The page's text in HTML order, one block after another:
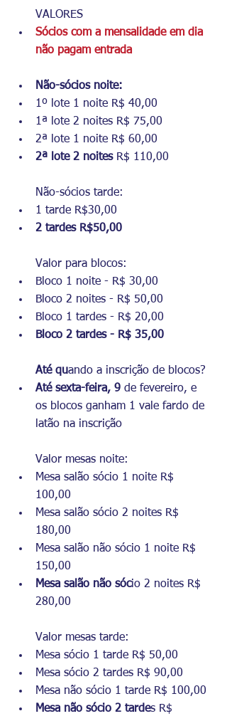
VALORES
Sócios com a mensalidade em dia
não pagam entrada
Não-sócios noite:
1º lote 1 noite R$ 40,00
1ª lote 2 noites R$ 75,00
2ª lote 1 noite R$ 60,00
2ª lote 2 noites R$ 110,00
Não-sócios tarde:
1 tarde R$30,00
2 tardes R$50,00
Valor para blocos:
Bloco 1 noite - R$ 30,00
Bloco 2 noites - R$ 50,00
Bloco 1 tardes - R$ 20,00
Bloco 2 tardes - R$ 35,00
Até quando a inscrição de blocos?
Até sexta-feira, 9 de fevereiro, e
os blocos ganham 1 vale fardo de
latão na inscrição
Valor mesas noite:
Mesa salão sócio 1 noite R$
100,00
Mesa salão sócio 2 noites R$
180,00
Mesa salão não sócio 1 noite R$
150,00
Mesa salão não sócio 2 noites R$
280,00
Valor mesas tarde:
Mesa sócio 1 tarde R$ 50,00
Mesa sócio 2 tardes R$ 90,00
Mesa não sócio 1 tarde R$ 100,00
Mesa não sócio 2 tardes R$